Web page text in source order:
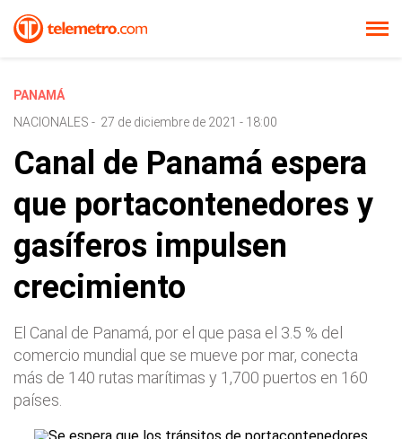
PANAMÁ
NACIONALES - 27 de diciembre de 2021 - 18:00
Canal de Panamá espera
que portacontenedores y
gasíferos impulsen
crecimiento
El Canal de Panamá, por el que pasa el 3.5 % del
comercio mundial que se mueve por mar, conecta
más de 140 rutas marítimas y 1,700 puertos en 160
países.